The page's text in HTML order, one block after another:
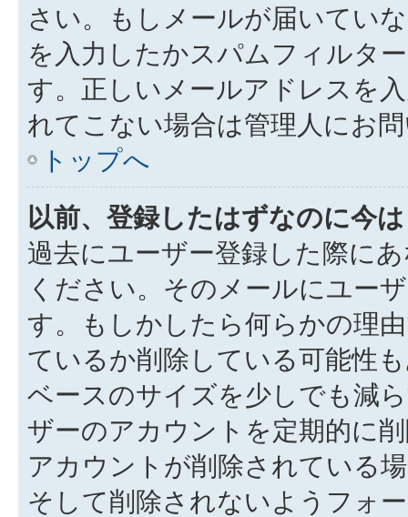
さい。もしメールが届いてい
を入力したかスパムフィルタ
す。正しいメールアドレスを
れてこない場合は管理人にお
トップへ
以前、登録したはずなのに今
過去にユーザー登録した際に
ください。そのメールにユー
す。もしかしたら何らかの理
ているか削除している可能性
ベースのサイズを少しでも減
ザーのアカウントを定期的に
アカウントが削除されている
そして削除されないようフォ